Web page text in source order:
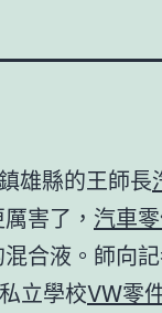
雄縣的王師長
害了， 汽車
合液。師向
立學校VW零